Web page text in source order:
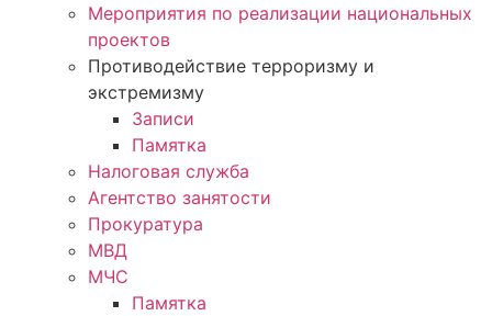
Мероприятия по реализации национальных
проектов
Противодействие терроризму и
экстремизму
Записи
Памятка
Налоговая служба
Агентство занятости
Прокуратура
МВД
МЧС
Памятка